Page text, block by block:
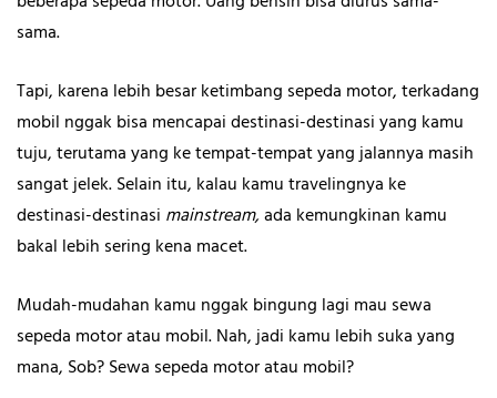
sama.
Tapi, karena lebih besar ketimbang sepeda motor, terkadang
mobil nggak bisa mencapai destinasi-destinasi yang kamu
tuju, terutama yang ke tempat-tempat yang jalannya masih
sangat jelek. Selain itu, kalau kamu travelingnya ke
destinasi-destinasi mainstream,ada kemungkinan kamu
bakal lebih sering kena macet.
Mudah-mudahan kamu nggak bingung lagi mau sewa
sepeda motor atau mobil. Nah, jadi kamu lebih suka yang
mana, Sob? Sewa sepeda motor atau mobil?